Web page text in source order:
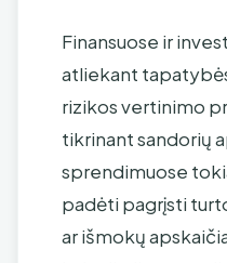
Finansuose ir
atliekant
rizikos vertinimo
tikrinant sandorių
sprendimuose
padėti pagrįsti
ar išmokų